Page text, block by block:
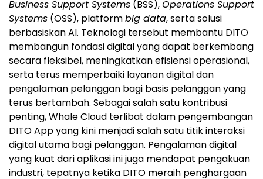
Business Support Systems (BSS),Operations Support
Systems (OSS), platformbig data, serta solusi
berbasiskan AI. Teknologi tersebut membantu DITO
membangun fondasi digital yang dapat berkembang
secara fleksibel, meningkatkan efisiensi operasional,
serta terus memperbaiki layanan digital dan
pengalaman pelanggan bagi basis pelanggan yang
terus bertambah. Sebagai salah satu kontribusi
penting, Whale Cloud terlibat dalam pengembangan
DITO App yang kini menjadi salah satu titik interaksi
digital utama bagi pelanggan. Pengalaman digital
yang kuat dari aplikasi ini juga mendapat pengakuan
industri, tepatnya ketika DITO meraih penghargaan